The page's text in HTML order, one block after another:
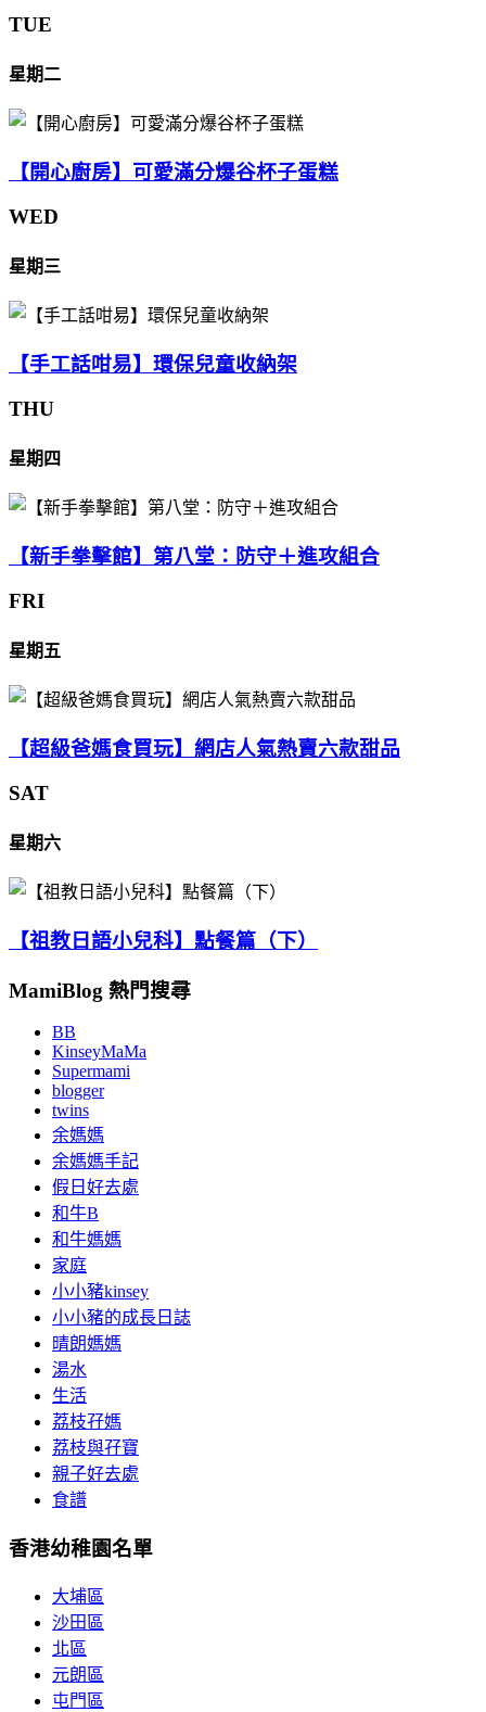
TUE
星期二
【開心廚房】可愛滿分爆谷杯子蛋糕
WED
星期三
【手工話咁易】環保兒童收納架
THU
星期四
【新手拳擊館】第八堂：防守＋進攻組合
FRI
星期五
【超級爸媽食買玩】網店人氣熱賣六款甜品
SAT
星期六
【祖教日語小兒科】點餐篇（下）
MamiBlog 熱門搜尋
BB
KinseyMaMa
Supermami
blogger
twins
余媽媽
余媽媽手記
假日好去處
和牛B
和牛媽媽
家庭
小小豬kinsey
小小豬的成長日誌
晴朗媽媽
湯水
生活
荔枝孖媽
荔枝與孖寶
親子好去處
食譜
香港幼稚園名單
大埔區
沙田區
北區
元朗區
屯門區